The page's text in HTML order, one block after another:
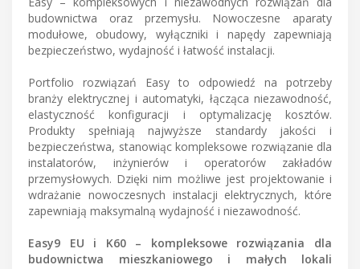
budownictwa oraz przemysłu. Nowoczesne aparaty
modułowe, obudowy, wyłączniki i napędy zapewniają
bezpieczeństwo, wydajność i łatwość instalacji.
Portfolio rozwiązań Easy to odpowiedź na potrzeby
branży elektrycznej i automatyki, łącząca niezawodność,
elastyczność konfiguracji i optymalizację kosztów.
Produkty spełniają najwyższe standardy jakości i
bezpieczeństwa, stanowiąc kompleksowe rozwiązanie dla
instalatorów, inżynierów i operatorów zakładów
przemysłowych. Dzięki nim możliwe jest projektowanie i
wdrażanie nowoczesnych instalacji elektrycznych, które
zapewniają maksymalną wydajność i niezawodność.
Easy9 EU i K60 – kompleksowe rozwiązania dla
budownictwa mieszkaniowego i małych lokali